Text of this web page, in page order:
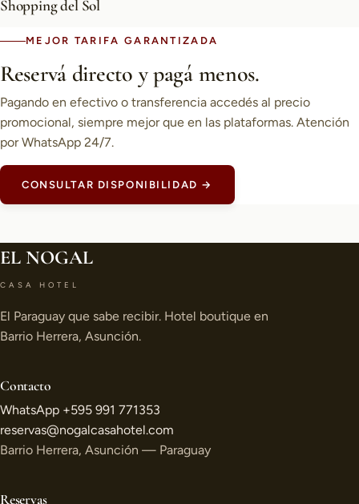
Shopping del Sol
MEJOR TARIFA GARANTIZADA
Reservá directo y pagá menos.
Pagando en efectivo o transferencia accedés al precio
promocional, siempre mejor que en las plataformas. Atención
por WhatsApp 24/7.
CONSULTAR DISPONIBILIDAD →
EL NOGAL
CASA HOTEL
El Paraguay que sabe recibir. Hotel boutique en
Barrio Herrera, Asunción.
Contacto
WhatsApp +595 991 771353
reservas@nogalcasahotel.com
Barrio Herrera, Asunción — Paraguay
Reservas